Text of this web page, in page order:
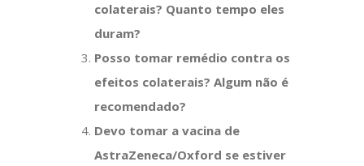
colaterais? Quanto tempo eles
duram?
Posso tomar remédio contra os
efeitos colaterais? Algum não é
recomendado?
Devo tomar a vacina de
AstraZeneca/Oxford se estiver